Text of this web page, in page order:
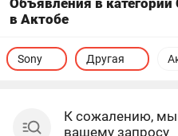
Объявления в
в Актобе
Sony Другая
К сожалению, мы
вашему запросу